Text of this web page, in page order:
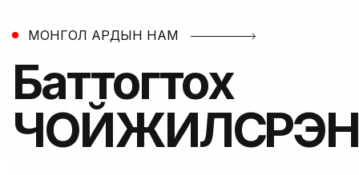
МОНГОЛ АРДЫН НАМ
Баттогтох
ЧОЙЖИЛСҮРЭН